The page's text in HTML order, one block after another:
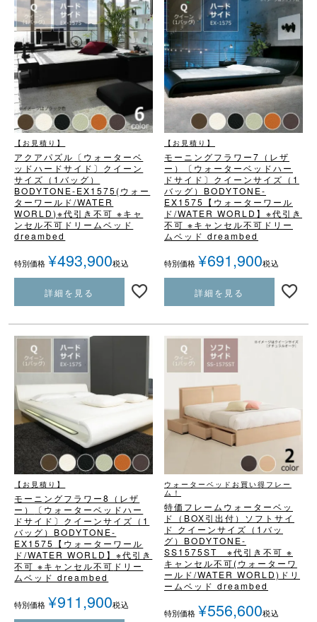
【お見積り】
アクアパズル 〔ウォーターベ
ッドハードサイド〕 クイーン
サイズ（1バッグ）
BODYTONE-EX1575(ウォー
ターワールド/WATER
WORLD)※代引き不可 ※キャ
ンセル不可 ドリームベッド
dreambed
特別価格 ¥493,900税込
詳細を見る
【お見積り】
モーニングフラワー7（レザ
ー）
〔ウォーターベッドハー
ドサイド〕 クイーンサイズ（1
バッグ） BODYTONE-
EX1575 【ウォーターワール
ド/WATER WORLD】 ※代引き
不可 ※キャンセル不可 ドリー
ムベッド dreambed
特別価格 ¥691,900税込
詳細を見る
【お見積り】
モーニングフラワー8（レザ
ー）
〔ウォーターベッドハー
ドサイド〕 クイーンサイズ（1
バッグ） BODYTONE-
EX1575 【ウォーターワール
ド/WATER WORLD】※代引き
不可 ※キャンセル不可 ドリー
ムベッド dreambed
特別価格 ¥911,900税込
ウォーターベッドお買い得フレー
ム！
特価フレームウォーターベッ
ド（BOX引出付） ソフトサイ
ド クイーンサイズ（1バッ
グ） BODYTONE-
SS1575ST ※代引き不可 ※
キャンセル不可(ウォーターワ
ールド/WATER WORLD) ドリ
ームベッド dreambed
特別価格 ¥556,600税込